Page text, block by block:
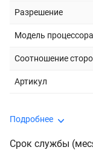
Разрешение
Модель процессора
Соотношение
Артикул
Подробнее
Срок службы